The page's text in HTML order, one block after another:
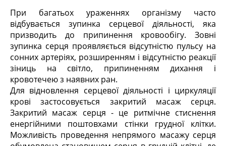
При багатьох ураженнях організму часто
відбувається зупинка серцевої діяльності, яка
призводить до припинення кровообігу. Зовні
зупинка серця проявляється відсутністю пульсу на
сонних артеріях, розширенням і відсутністю реакції
зіниць на світло, припиненням дихання і
кровотечею з наявних ран.
Для відновлення серцевої діяльності і циркуляції
крові застосовується закритий масаж серця.
Закритий масаж серця - це ритмічне стиснення
енергійними поштовхами стінки грудної клітки.
Можливість проведення непрямого масажу серця